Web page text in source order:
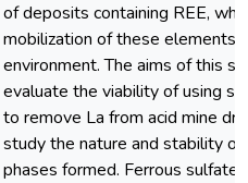
of deposits containing REE,
mobilization of these elements
environment. The aims of this
evaluate the viability of using
to remove La from acid mine
study the nature and stability of
phases formed. Ferrous